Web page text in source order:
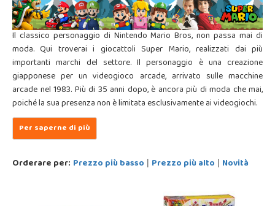
Il classico personaggio di Nintendo Mario Bros, non passa mai di
moda. Qui troverai i giocattoli Super Mario, realizzati dai più
importanti marchi del settore. Il personaggio è una creazione
giapponese per un videogioco arcade, arrivato sulle macchine
arcade nel 1983. Più di 35 anni dopo, è ancora più di moda che mai,
poiché la sua presenza non è limitata esclusivamente ai videogiochi.
Orderare per: Prezzo più basso | Prezzo più alto | Novità